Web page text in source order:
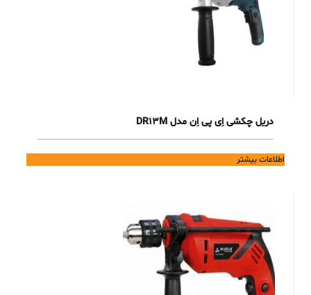
دریل چکشی اِی پی اِن مدل DR13M
اطلاعات بیشتر